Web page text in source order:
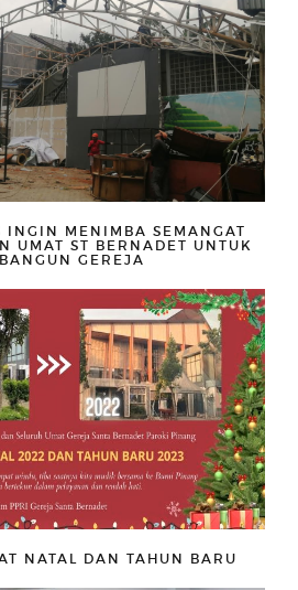
INGIN MENIMBA SEMANGAT
UMAT ST BERNADET UNTUK
GEREJA
NATAL DAN TAHUN BARU